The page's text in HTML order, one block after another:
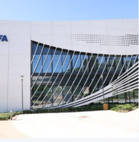
موعد في هذا الدور مع الفائز من المباراة
التي تجمع بين ستار سبورت السييراليوني
ونادي المدينة الغامبي، حيث يطمح
الفريق […]